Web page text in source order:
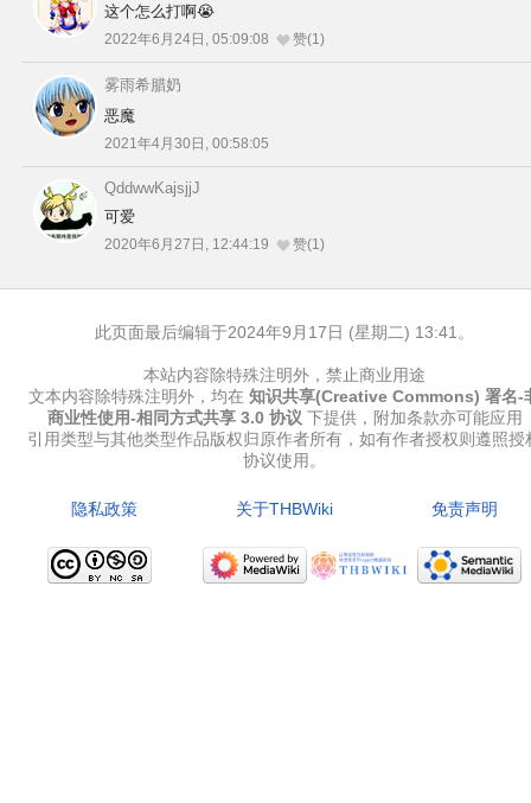
这个怎么打啊😭
2022年6月24日, 05:09:08 赞(1)
雾雨希腊奶
恶魔
2021年4月30日, 00:58:05
QddwwKajsjjJ
可爱
2020年6月27日, 12:44:19 赞(1)
此页面最后编辑于2024年9月17日 (星期二) 13:41。
本站内容除特殊注明外，禁止商业用途
文本内容除特殊注明外，均在 知识共享(Creative Commons) 署名-
商业性使用-相同方式共享 3.0 协议 下提供，附加条款亦可能应用
引用类型与其他类型作品版权归原作者所有，如有作者授权则遵照授
协议使用。
隐私政策 关于THBWiki 免责声明